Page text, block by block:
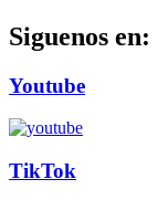
Siguenos en:
Youtube
TikTok